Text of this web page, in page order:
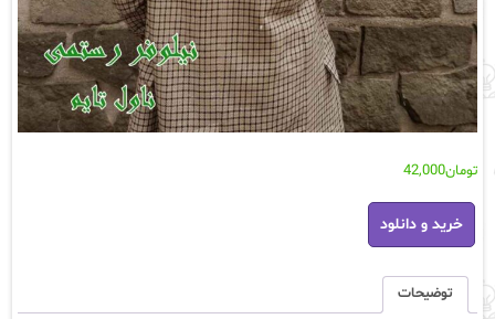
تومان42,000
دانلود
رمان
سورئالیسم
نویسنده
نیلوفر
خرید و دانلود
توضیحات